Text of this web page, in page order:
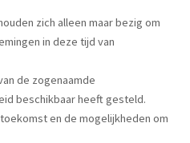
zich alleen maar bezig om
in deze tijd van
de zogenaamde
beschikbaar heeft gesteld.
en de mogelijkheden om